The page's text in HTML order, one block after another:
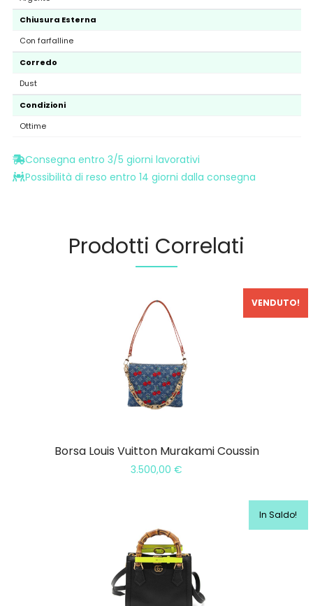
Chiusura Esterna
Con farfalline
Corredo
Dust
Condizioni
Ottime
Consegna entro 3/5 giorni lavorativi
Possibilità di reso entro 14 giorni dalla consegna
Prodotti Correlati
VENDUTO!
Borsa Louis Vuitton Murakami Coussin
3.500,00 €
In Saldo!